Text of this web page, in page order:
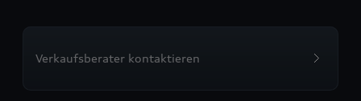
Verkaufsberater kontaktieren